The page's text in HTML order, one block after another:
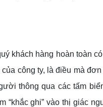
khách hàng hoàn toàn
công ty, là điều mà
thông qua các tấm
“khắc ghi” vào thị